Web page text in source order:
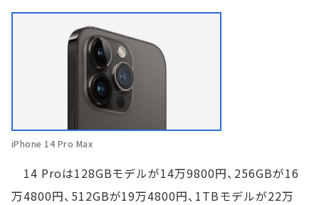
iPhone 14 Pro Max
14 Proは128GBモデルが14万9800円、256GBが16
万4800円、512GBが19万4800円、1TBモデルが22万